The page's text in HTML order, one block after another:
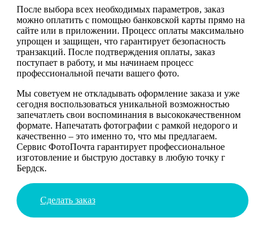
После выбора всех необходимых параметров, заказ
можно оплатить с помощью банковской карты прямо на
сайте или в приложении. Процесс оплаты максимально
упрощен и защищен, что гарантирует безопасность
транзакций. После подтверждения оплаты, заказ
поступает в работу, и мы начинаем процесс
профессиональной печати вашего фото.
Мы советуем не откладывать оформление заказа и уже
сегодня воспользоваться уникальной возможностью
запечатлеть свои воспоминания в высококачественном
формате. Напечатать фотографии с рамкой недорого и
качественно – это именно то, что мы предлагаем.
Сервис ФотоПочта гарантирует профессиональное
изготовление и быструю доставку в любую точку г
Бердск.
Сделать заказ